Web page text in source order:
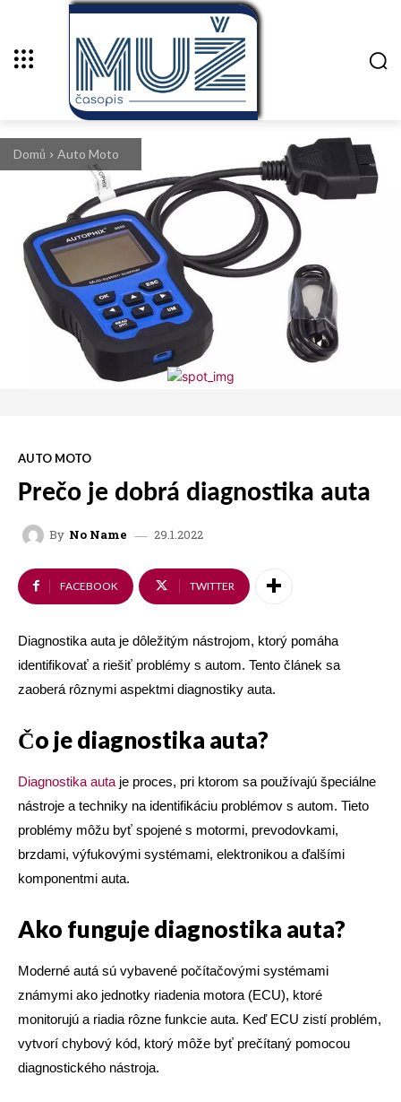
Domů Auto Moto
AUTO MOTO
Prečo je dobrá diagnostika auta
By No Name 29.1.2022
FACEBOOK TWITTER
Diagnostika auta je dôležitým nástrojom, ktorý pomáha
identifikovať a riešiť problémy s autom. Tento článek sa
zaoberá rôznymi aspektmi diagnostiky auta.
Čo je diagnostika auta?
Diagnostika auta je proces, pri ktorom sa používajú špeciálne
nástroje a techniky na identifikáciu problémov s autom. Tieto
problémy môžu byť spojené s motormi, prevodovkami,
brzdami, výfukovými systémami, elektronikou a ďalšími
komponentmi auta.
Ako funguje diagnostika auta?
Moderné autá sú vybavené počítačovými systémami
známymi ako jednotky riadenia motora (ECU), ktoré
monitorujú a riadia rôzne funkcie auta. Keď ECU zistí problém,
vytvorí chybový kód, ktorý môže byť prečítaný pomocou
diagnostického nástroja.